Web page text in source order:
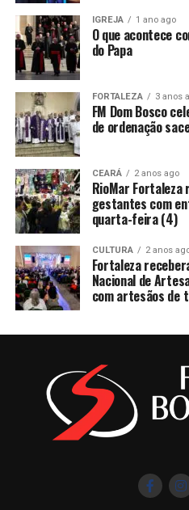
IGREJA 1 ano ago
O que acontece
do Papa
FORTALEZA 3 anos
FM Dom Bosco
de ordenação
CEARÁ 2 anos ago
RioMar Fortaleza
gestantes com
quarta-feira (4)
CULTURA 2 anos
Fortaleza
Nacional de
com artesãos de